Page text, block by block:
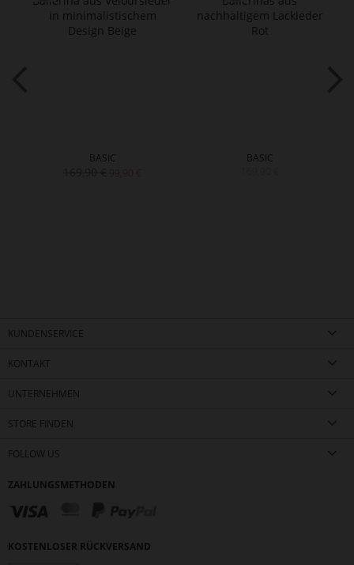
BASIC
BASIC
KUNDENSERVICE
KONTAKT
UNTERNEHMEN
STORE FINDEN
FOLLOW US
ZAHLUNGSMETHODEN
KOSTENLOSER RÜCKVERSAND